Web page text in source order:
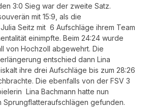
3:0 Sieg war der zweite Satz.
mit 15:9, als die
Seitz mit 6 Aufschläge ihrem Team
einimpfte. Beim 24:24 wurde
von Hochzoll abgewehrt. Die
entschied dann Lina
ihre drei Aufschläge bis zum 28:26
Die ebenfalls von der FSV 3
Lina Bachmann hatte nun
Sprungflatteraufschlägen gefunden.